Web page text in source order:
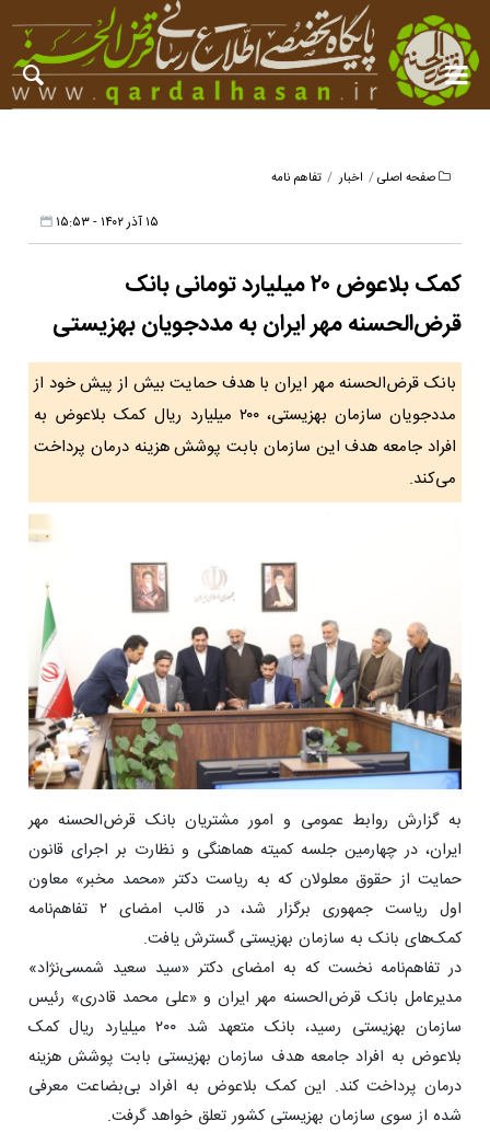
صفحه اصلی اخبار تفاهم نامه
۱۵ آذر ۱۴۰۲ - ۱۵:۵۳
کمک بلاعوض ۲۰ میلیارد تومانی بانک
قرض‌الحسنه مهر ایران به مددجویان بهزیستی
بانک قرض‌الحسنه مهر ایران با هدف حمایت بیش از پیش خود از
مددجویان سازمان بهزیستی، ۲۰۰ میلیارد ریال کمک بلاعوض به
افراد جامعه هدف این سازمان بابت پوشش هزینه درمان پرداخت
می‌کند.
به گزارش روابط عمومی و امور مشتریان بانک قرض‌الحسنه مهر
ایران، در چهارمین جلسه کمیته هماهنگی و نظارت بر اجرای قانون
حمایت از حقوق معلولان که به ریاست دکتر «محمد مخبر» معاون
اول ریاست جمهوری برگزار شد، در قالب امضای ۲ تفاهم‌نامه
کمک‌های بانک به سازمان بهزیستی گسترش یافت.
در تفاهم‌نامه نخست که به امضای دکتر «سید سعید شمسی‌نژاد»
مدیرعامل بانک قرض‌الحسنه مهر ایران و «علی محمد قادری» رئیس
سازمان بهزیستی رسید، بانک متعهد شد ۲۰۰ میلیارد ریال کمک
بلاعوض به افراد جامعه هدف سازمان بهزیستی بابت پوشش هزینه
درمان پرداخت کند. این کمک بلاعوض به افراد بی‌بضاعت معرفی
شده از سوی سازمان بهزیستی کشور تعلق خواهد گرفت.